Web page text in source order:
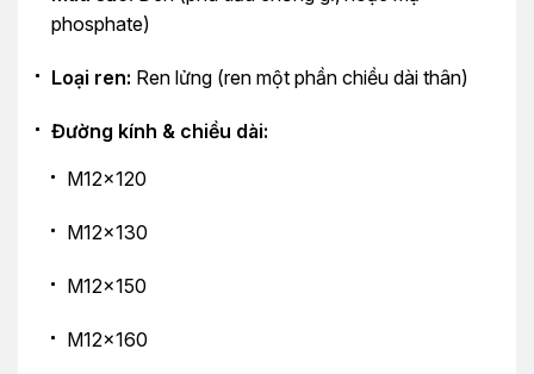
phosphate)
Loại ren: Ren lửng (ren một phần chiều dài thân)
Đường kính & chiều dài:
M12x120
M12x130
M12x150
M12x160